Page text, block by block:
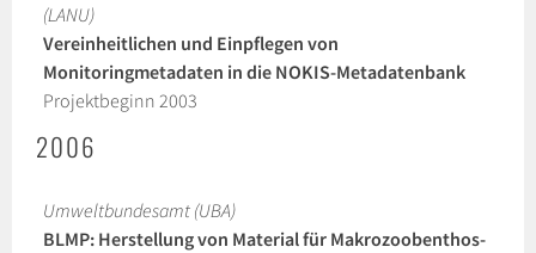
(LANU)
Vereinheitlichen und Einpflegen von
Monitoringmetadaten in die NOKIS-Metadatenbank
Projektbeginn 2003
2006
Umweltbundesamt (UBA)
BLMP: Herstellung von Material für Makrozoobenthos-